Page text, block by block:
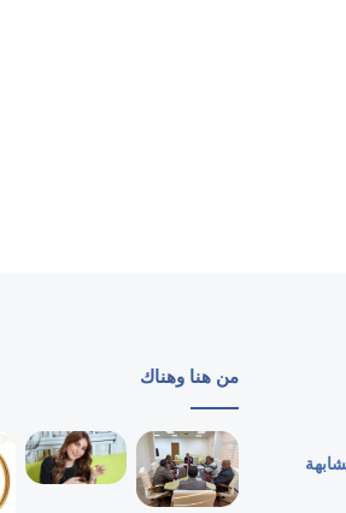
من هنا وهناك